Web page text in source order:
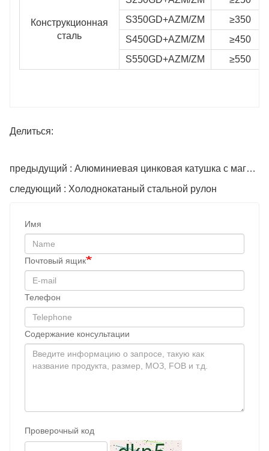
Конструкционная
сталь
S350GD+AZM/ZM
≥350
S450GD+AZM/ZM
≥450
S550GD+AZM/ZM
≥550
Делиться:
предыдущий : Алюминиевая цинковая катушка с магниевым покрытием
следующий : Холоднокатаный стальной рулон
Имя
Почтовый ящик
Телефон
Содержание консультации
Проверочный код